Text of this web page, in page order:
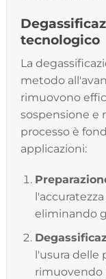
tecnologico
La
metodo
rimuovono
sospensione e
processo è
applicazioni:
eliminando
l'usura delle
rimuovendo